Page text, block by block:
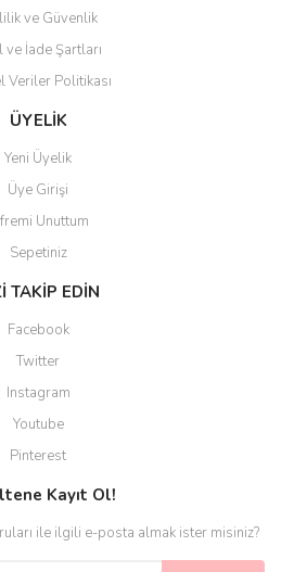
Gönder
ve Güvenlik
ve İade Şartları
Veriler Politikası
ÜYELİK
Yeni Üyelik
Üye Girişi
Unuttum
Sepetiniz
TAKİP EDİN
Facebook
Twitter
Instagram
Youtube
Pinterest
Kayıt Ol!
ile ilgili e-posta almak ister misiniz?